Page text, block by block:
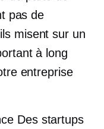
pas de
misent sur un
à long
entreprise
Des startups